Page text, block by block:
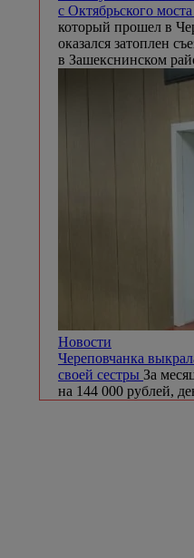
с Октябрьского моста
который прошел в
оказался затоплен
в Зашекснинском
Новости
Череповчанка
своей сестры За
на 144 000 рублей,